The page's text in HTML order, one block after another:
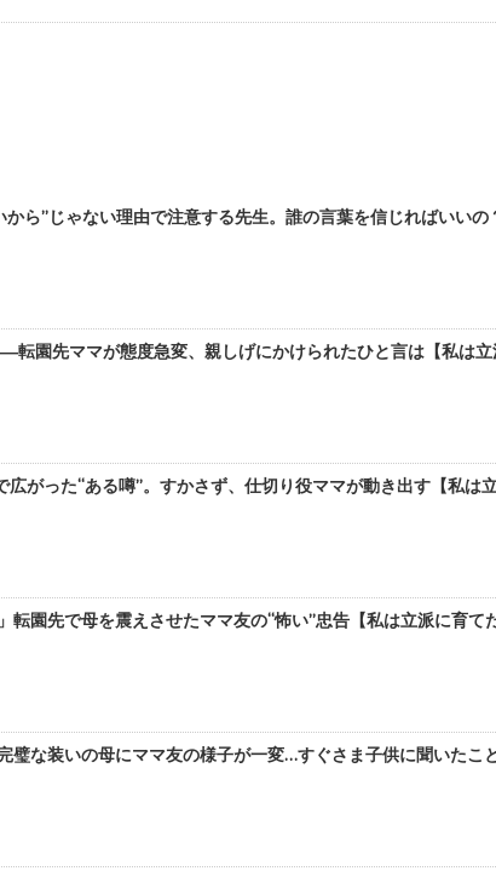
から”じゃない理由で注意する先生。誰の言葉を信じればいい
園先ママが態度急変、親しげにかけられたひと言は【私は
広がった“ある噂”。すかさず、仕切り役ママが動き出す【私は
転園先で母を震えさせたママ友の“怖い”忠告【私は立派に育て
璧な装いの母にママ友の様子が一変…すぐさま子供に聞いた